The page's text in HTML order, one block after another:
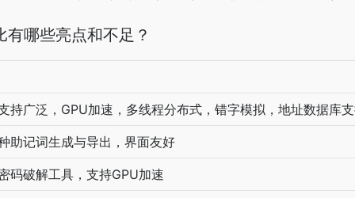
哪些亮点和不足？
持广泛，GPU加速，多线程分布式，错字模拟，地址数据库
助记词生成与导出，界面友好
码破解工具，支持GPU加速